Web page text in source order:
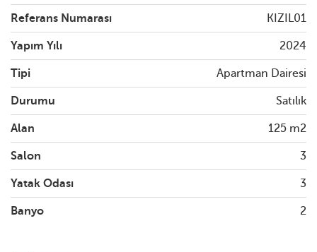
Referans Numarası KIZIL01
Yapım Yılı 2024
Tipi Apartman Dairesi
Durumu Satılık
Alan 125 m2
Salon 3
Yatak Odası 3
Banyo 2